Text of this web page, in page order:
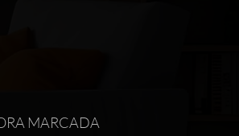
MARCADA